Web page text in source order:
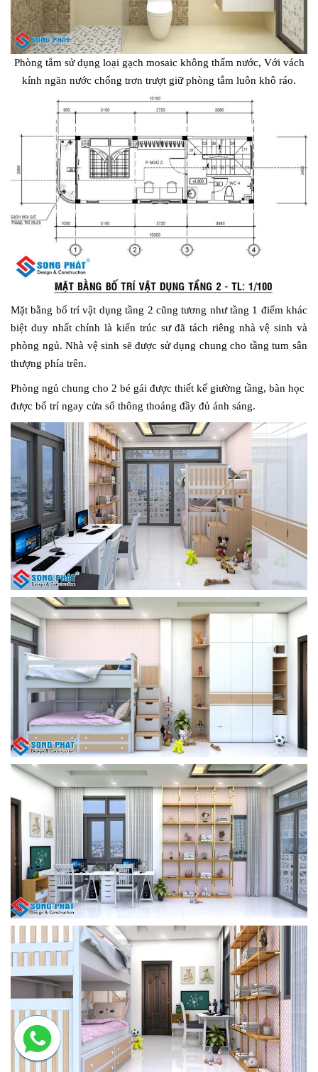
Phòng tắm sử dụng loại gạch mosaic không thấm nước, Với vách
kính ngăn nước chống trơn trượt giữ phòng tắm luôn khô ráo.
Mặt bằng bố trí vật dụng tầng 2 cũng tương như tầng 1 điểm khác
biệt duy nhất chính là kiến trúc sư đã tách riêng nhà vệ sinh và
phòng ngủ. Nhà vệ sinh sẽ được sử dụng chung cho tầng tum sân
thượng phía trên.
Phòng ngủ chung cho 2 bé gái được thiết kế giường tầng, bàn học
được bố trí ngay cửa sổ thông thoáng đầy đủ ánh sáng.